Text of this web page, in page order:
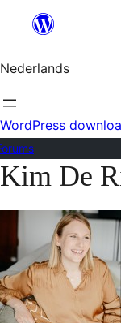
de
inhoud
Nederlands
WordPress
Ga
inhoud
Kim De